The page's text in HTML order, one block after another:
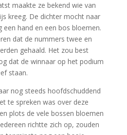
maakte ze bekend wie van
kreeg. De dichter mocht naar
een hand en een bos bloemen.
dat de nummers twee en
gehaald. Het zou best
dat de winnaar op het podium
staan.
nog steeds hoofdschuddend
te spreken was over deze
plots de vele bossen bloemen
richtte zich op, zouden